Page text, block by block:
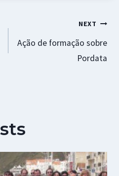
NEXT
Ação de formação sobre
Pordata